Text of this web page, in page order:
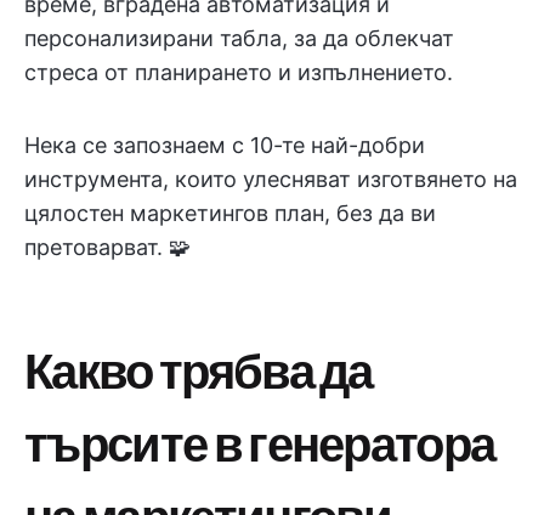
персонализирани табла, за да облекчат
стреса от планирането и изпълнението.
Нека се запознаем с 10-те най-добри
инструмента, които улесняват изготвянето на
цялостен маркетингов план, без да ви
претоварват. 🧩
Какво трябва да
търсите в генератора